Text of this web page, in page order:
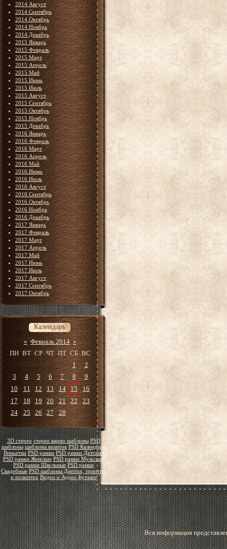
2014 Август
2014 Сентябрь
2014 Октябрь
2014 Ноябрь
2014 Декабрь
2015 Январь
2015 Февраль
2015 Март
2015 Апрель
2015 Май
2015 Июнь
2015 Июль
2015 Август
2015 Сентябрь
2015 Октябрь
2015 Ноябрь
2015 Декабрь
2016 Январь
2016 Февраль
2016 Март
2016 Апрель
2016 Май
2016 Июнь
2016 Июль
2016 Август
2016 Сентябрь
2016 Октябрь
2016 Ноябрь
2016 Декабрь
2017 Январь
2017 Февраль
2017 Март
2017 Апрель
2017 Май
2017 Июнь
2017 Июль
2017 Август
2017 Сентябрь
2017 Октябрь
Календарь
« Февраль 2014 »
ПН ВТ СР ЧТ ПТ СБ ВС
1
2
3
4 5 6 7 8
9
10
11 12 13 14 15
16
17
18 19 20 21 22
23
24
25 26 27 28
3D стерео стерео варио шаблоны PSD
шаблоны шаблоны визиток PSD Календари
Виньетки PSD рамки PSD рамки Детские
PSD рамки Женские PSD рамки Мужские
PSD рамки Школьные PSD рамки
Свадебные PSD шаблоны Диптих, триптих
и полиптих Видео и Аудио футажи
Вся информация